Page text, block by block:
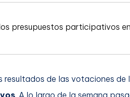
resultados de las votaciones de
. A lo largo de la semana